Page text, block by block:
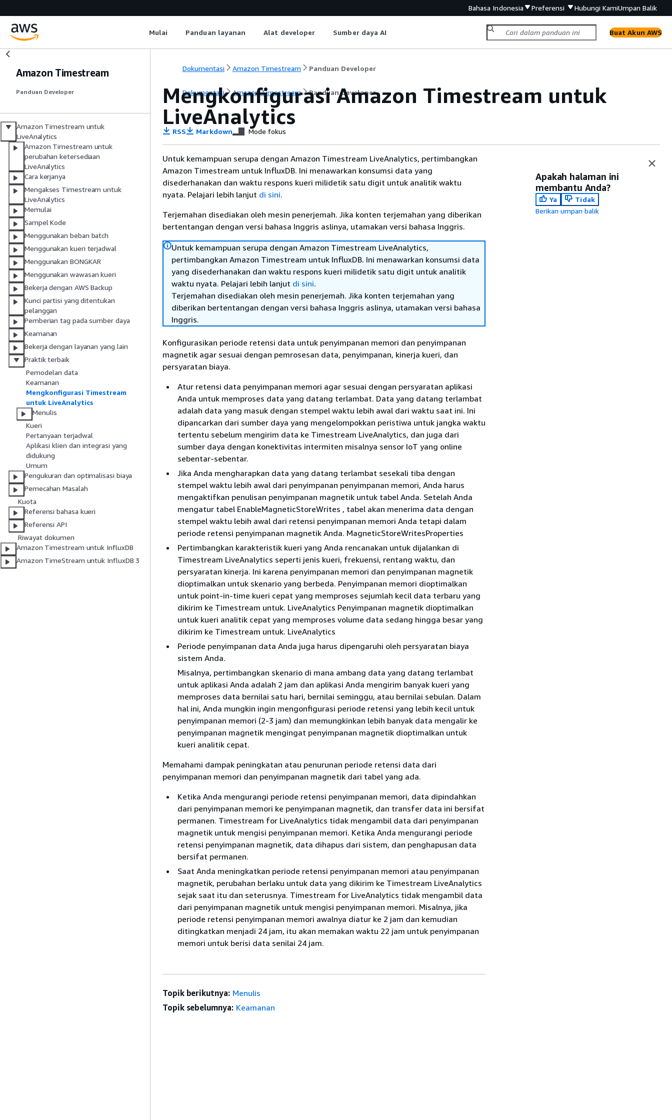
Bahasa Indonesia Preferensi Hubungi KamiUmpan Balik
Mulai Panduan layanan Alat developer Sumber daya AI Buat Akun AWS
Amazon Timestream
Panduan Developer
Amazon Timestream untuk
LiveAnalytics
Amazon Timestream untuk
perubahan ketersediaan
LiveAnalytics
Cara kerjanya
Mengakses Timestream untuk
LiveAnalytics
Memulai
Sampel Kode
Menggunakan beban batch
Menggunakan kueri terjadwal
Menggunakan BONGKAR
Menggunakan wawasan kueri
Bekerja dengan AWS Backup
Kunci partisi yang ditentukan
pelanggan
Pemberian tag pada sumber daya
Keamanan
Bekerja dengan layanan yang lain
Praktik terbaik
Pemodelan data
Keamanan
Mengkonfigurasi Timestream
untuk LiveAnalytics
Menulis
Kueri
Pertanyaan terjadwal
Aplikasi klien dan integrasi yang
didukung
Umum
Pengukuran dan optimalisasi biaya
Pemecahan Masalah
Kuota
Referensi bahasa kueri
Referensi API
Riwayat dokumen
Amazon Timestream untuk InfluxDB
Amazon TimeStream untuk InfluxDB 3
Dokumentasi Amazon Timestream Panduan Developer
Dokumentasi Amazon Timestream Panduan Developer
Mengkonfigurasi Amazon Timestream untuk
LiveAnalytics
RSS Markdown Mode fokus
Untuk kemampuan serupa dengan Amazon Timestream LiveAnalytics, pertimbangkan
Amazon Timestream untuk InfluxDB. Ini menawarkan konsumsi data yang
disederhanakan dan waktu respons kueri milidetik satu digit untuk analitik waktu
nyata. Pelajari lebih lanjut di sini.
Terjemahan disediakan oleh mesin penerjemah. Jika konten terjemahan yang diberikan
bertentangan dengan versi bahasa Inggris aslinya, utamakan versi bahasa Inggris.
Untuk kemampuan serupa dengan Amazon Timestream LiveAnalytics,
pertimbangkan Amazon Timestream untuk InfluxDB. Ini menawarkan konsumsi data
yang disederhanakan dan waktu respons kueri milidetik satu digit untuk analitik
waktu nyata. Pelajari lebih lanjut di sini.
Terjemahan disediakan oleh mesin penerjemah. Jika konten terjemahan yang
diberikan bertentangan dengan versi bahasa Inggris aslinya, utamakan versi bahasa
Inggris.
Konfigurasikan periode retensi data untuk penyimpanan memori dan penyimpanan
magnetik agar sesuai dengan pemrosesan data, penyimpanan, kinerja kueri, dan
persyaratan biaya.
Atur retensi data penyimpanan memori agar sesuai dengan persyaratan aplikasi
Anda untuk memproses data yang datang terlambat. Data yang datang terlambat
adalah data yang masuk dengan stempel waktu lebih awal dari waktu saat ini. Ini
dipancarkan dari sumber daya yang mengelompokkan peristiwa untuk jangka waktu
tertentu sebelum mengirim data ke Timestream LiveAnalytics, dan juga dari
sumber daya dengan konektivitas intermiten misalnya sensor IoT yang online
sebentar-sebentar.
Jika Anda mengharapkan data yang datang terlambat sesekali tiba dengan
stempel waktu lebih awal dari penyimpanan penyimpanan memori, Anda harus
mengaktifkan penulisan penyimpanan magnetik untuk tabel Anda. Setelah Anda
mengatur tabel EnableMagneticStoreWrites , tabel akan menerima data dengan
stempel waktu lebih awal dari retensi penyimpanan memori Anda tetapi dalam
periode retensi penyimpanan magnetik Anda. MagneticStoreWritesProperties
Pertimbangkan karakteristik kueri yang Anda rencanakan untuk dijalankan di
Timestream LiveAnalytics seperti jenis kueri, frekuensi, rentang waktu, dan
persyaratan kinerja. Ini karena penyimpanan memori dan penyimpanan magnetik
dioptimalkan untuk skenario yang berbeda. Penyimpanan memori dioptimalkan
untuk point-in-time kueri cepat yang memproses sejumlah kecil data terbaru yang
dikirim ke Timestream untuk. LiveAnalytics Penyimpanan magnetik dioptimalkan
untuk kueri analitik cepat yang memproses volume data sedang hingga besar yang
dikirim ke Timestream untuk. LiveAnalytics
Periode penyimpanan data Anda juga harus dipengaruhi oleh persyaratan biaya
sistem Anda.
Misalnya, pertimbangkan skenario di mana ambang data yang datang terlambat
untuk aplikasi Anda adalah 2 jam dan aplikasi Anda mengirim banyak kueri yang
memproses data bernilai satu hari, bernilai seminggu, atau bernilai sebulan. Dalam
hal ini, Anda mungkin ingin mengonfigurasi periode retensi yang lebih kecil untuk
penyimpanan memori (2-3 jam) dan memungkinkan lebih banyak data mengalir ke
penyimpanan magnetik mengingat penyimpanan magnetik dioptimalkan untuk
kueri analitik cepat.
Memahami dampak peningkatan atau penurunan periode retensi data dari
penyimpanan memori dan penyimpanan magnetik dari tabel yang ada.
Ketika Anda mengurangi periode retensi penyimpanan memori, data dipindahkan
dari penyimpanan memori ke penyimpanan magnetik, dan transfer data ini bersifat
permanen. Timestream for LiveAnalytics tidak mengambil data dari penyimpanan
magnetik untuk mengisi penyimpanan memori. Ketika Anda mengurangi periode
retensi penyimpanan magnetik, data dihapus dari sistem, dan penghapusan data
bersifat permanen.
Saat Anda meningkatkan periode retensi penyimpanan memori atau penyimpanan
magnetik, perubahan berlaku untuk data yang dikirim ke Timestream LiveAnalytics
sejak saat itu dan seterusnya. Timestream for LiveAnalytics tidak mengambil data
dari penyimpanan magnetik untuk mengisi penyimpanan memori. Misalnya, jika
periode retensi penyimpanan memori awalnya diatur ke 2 jam dan kemudian
ditingkatkan menjadi 24 jam, itu akan memakan waktu 22 jam untuk penyimpanan
memori untuk berisi data senilai 24 jam.
Apakah halaman ini
membantu Anda?
Ya
Tidak
Berikan umpan balik
Topik berikutnya: Menulis
Topik sebelumnya: Keamanan